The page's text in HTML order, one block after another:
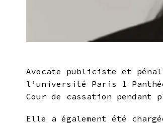
Avocate publiciste et
l’université Paris 1
Cour de cassation pendant
Elle a également été